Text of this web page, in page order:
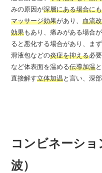
みの原因が深層にある場合に
マッサージ効果があり、血流
効果もあり、痛みがある場合
ると悪化する場合があり、ま
滑液包などの炎症を抑える必
など体表面を温める伝導加温
直接解す立体加温と言い、深
コンビネーショ
波）